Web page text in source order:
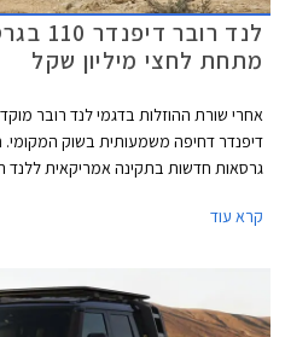
לנד
מתחת לחצי מיליון שקל
אחרי שורת ההוזלות בדגמי לנד רובר
דיפנדר דחיפה משמעותית בשוק
קרא עוד